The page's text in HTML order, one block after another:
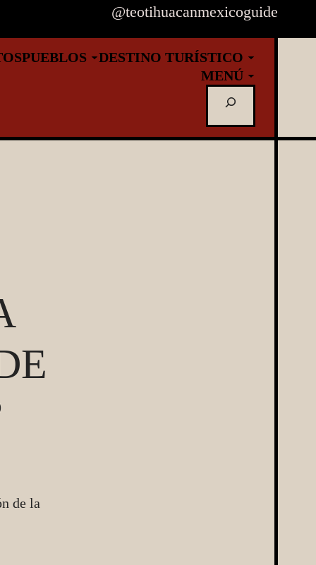
@teotihuacanmexicoguide
PUEBLOS
DESTINO TURÍSTICO
MENÚ
Buscar
de la